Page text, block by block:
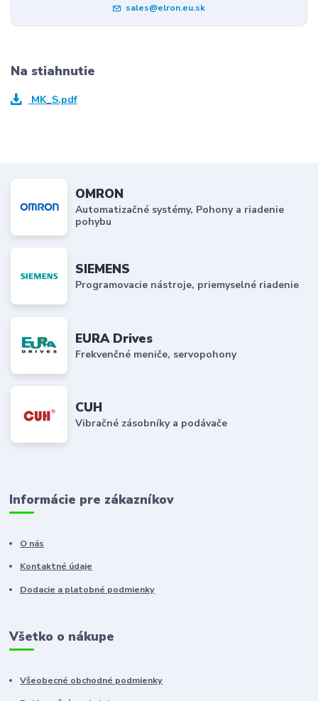
sales@elron.eu.sk
Na stiahnutie
MK_S.pdf
OMRON
Automatizačné systémy, Pohony a riadenie
pohybu
SIEMENS
Programovacie nástroje, priemyselné riadenie
EURA Drives
Frekvenčné meniče, servopohony
CUH
Vibračné zásobníky a podávače
Informácie pre zákazníkov
O nás
Kontaktné údaje
Dodacie a platobné podmienky
Všetko o nákupe
Všeobecné obchodné podmienky